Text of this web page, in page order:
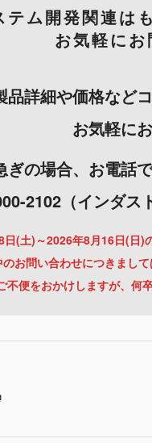
ム開発関連は
お気軽にお
品詳細や価格など
お気軽に
ぎの場合、お電話
2102（インダス
(土)～2026年8月16日(日)
お問い合わせにつきまし
不便をおかけしますが、何